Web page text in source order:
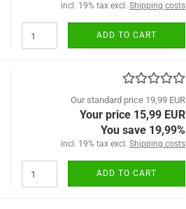
incl. 19% tax excl. Shipping costs
ADD TO CART
Our standard price 19,99 EUR
Your price 15,99 EUR
You save 19,99%
incl. 19% tax excl. Shipping costs
ADD TO CART